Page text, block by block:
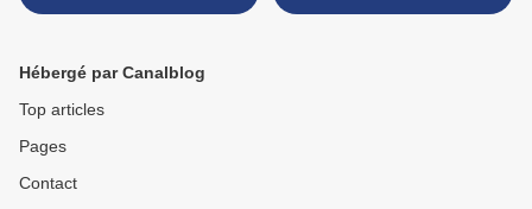
L’Heureux, Stéphane
décevante (ou la perte de
Hébergé par Canalblog
Top articles
Pages
Contact